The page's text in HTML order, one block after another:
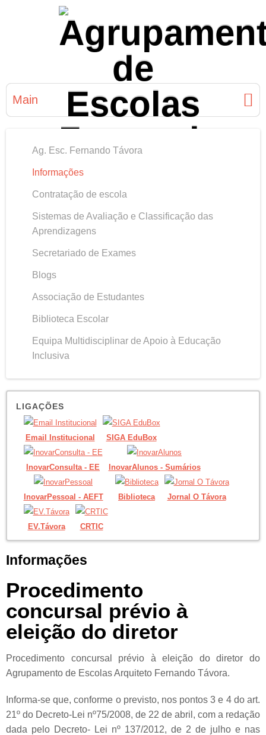
Main
Ag. Esc. Fernando Távora
Informações
Contratação de escola
Sistemas de Avaliação e Classificação das
Aprendizagens
Secretariado de Exames
Blogs
Associação de Estudantes
Biblioteca Escolar
Equipa Multidisciplinar de Apoio à Educação
Inclusiva
LIGAÇÕES
Email Institucional SIGA EduBox
InovarConsulta - EE InovarAlunos - Sumários
InovarPessoal - AEFT Biblioteca Jornal O Távora
EV.Távora CRTIC
Informações
Procedimento
concursal prévio à
eleição do diretor
Procedimento concursal prévio à eleição do diretor do
Agrupamento de Escolas Arquiteto Fernando Távora.
Informa-se que, conforme o previsto, nos pontos 3 e 4 do art.
21º do Decreto-Lei nº75/2008, de 22 de abril, com a redação
dada pelo Decreto- Lei nº 137/2012, de 2 de julho e nas